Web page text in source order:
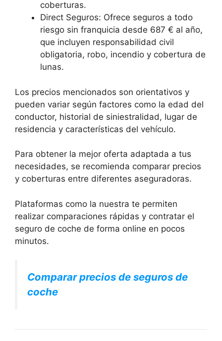
coberturas.
Direct Seguros: Ofrece seguros a todo
riesgo sin franquicia desde 687 € al año,
que incluyen responsabilidad civil
obligatoria, robo, incendio y cobertura de
lunas.
Los precios mencionados son orientativos y
pueden variar según factores como la edad del
conductor, historial de siniestralidad, lugar de
residencia y características del vehículo.
Para obtener la mejor oferta adaptada a tus
necesidades, se recomienda comparar precios
y coberturas entre diferentes aseguradoras.
Plataformas como la nuestra te permiten
realizar comparaciones rápidas y contratar el
seguro de coche de forma online en pocos
minutos.
Comparar precios de seguros de
coche